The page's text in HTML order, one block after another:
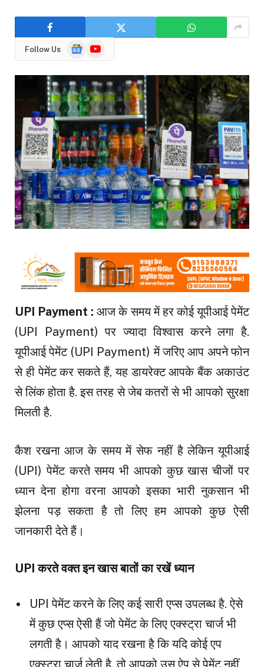
Follow Us
GoogleYouTube
UPI Payment : आज के समय में हर कोई यूपीआई पेमेंट
(UPI Payment) पर ज्यादा विश्वास करने लगा है.
यूपीआई पेमेंट (UPI Payment) में जरिए आप अपने फोन
से ही पेमेंट कर सकते हैं, यह डायरेक्ट आपके बैंक अकाउंट
से लिंक होता है. इस तरह से जेब कतरों से भी आपको सुरक्षा
मिलती है.
कैश रखना आज के समय में सेफ नहीं है लेकिन यूपीआई
(UPI) पेमेंट करते समय भी आपको कुछ खास चीजों पर
ध्यान देना होगा वरना आपको इसका भारी नुकसान भी
झेलना पड़ सकता है तो लिए हम आपको कुछ ऐसी
जानकारी देते हैं।
UPI करते वक्त इन खास बातों का रखें ध्यान
UPI पेमेंट करने के लिए कई सारी एप्स उपलब्ध है. ऐसे
में कुछ एप्स ऐसी हैं जो पेमेंट के लिए एक्स्ट्रा चार्ज भी
लगती है। आपको याद रखना है कि यदि कोई एप
एक्स्ट्रा चार्ज लेती है, तो आपको उस ऐप से पेमेंट नहीं